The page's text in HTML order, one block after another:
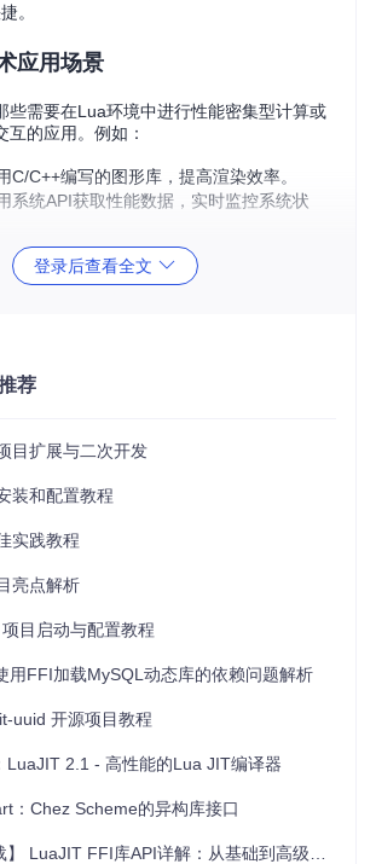
。
应用场景
些需要在Lua环境中进行性能密集型计算或
互的应用。例如：
C/C++编写的图形库，提高渲染效率。
系统API获取性能数据，实时监控系统状
已有的C库处理大量数据，提升数据处理速
前支持Linux和Mac OS的x86/x64架构。
一条命令即可完成安装，对Lua版本要求灵
（如不完全的元方法支持），但luaffifb以其
一个能够提升性能并简化跨语言交互的解决
登录后查看全文
荐
目扩展与二次开发
装和配置教程
实践教程
亮点解析
目启动与配置教程
用FFI加载MySQL动态库的依赖问题解析
uuid 开源项目教程
LuaJIT 2.1 - 高性能的Lua JIT编译器
：Chez Scheme的异构库接口
LuaJIT FFI库API详解：从基础到高级应用